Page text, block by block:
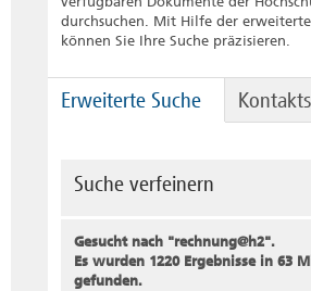
durchsuchen. Mit Hilfe der
können Sie Ihre Suche präzisieren.
Erweiterte Suche
Suche verfeinern
Suche
Gesucht nach "rechnung@h2".
Es wurden 1220 Ergebnisse in 63
gefunden.